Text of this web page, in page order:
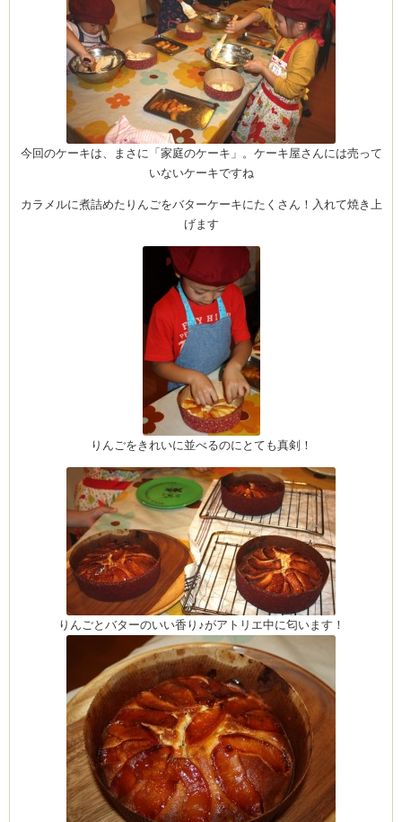
今回のケーキは、まさに「家庭のケーキ」。ケーキ屋さんには売って
いないケーキですね
カラメルに煮詰めたりんごをバターケーキにたくさん！入れて焼き上
げます
りんごをきれいに並べるのにとても真剣！
りんごとバターのいい香り♪がアトリエ中に匂います！